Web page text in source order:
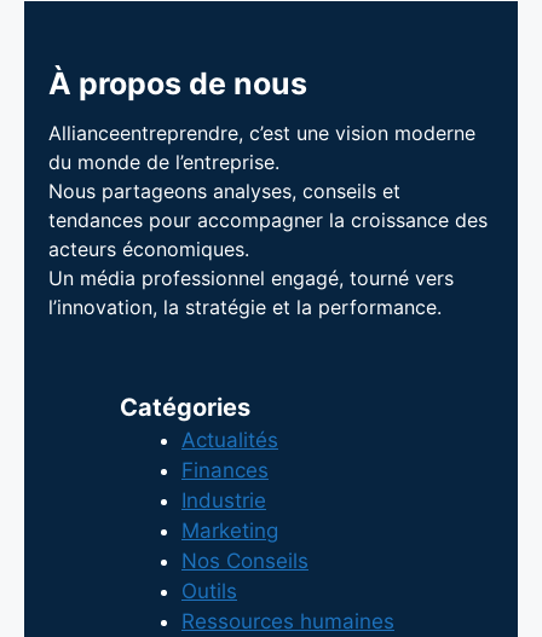
À propos de nous
Allianceentreprendre, c’est une vision moderne
du monde de l’entreprise.
Nous partageons analyses, conseils et
tendances pour accompagner la croissance des
acteurs économiques.
Un média professionnel engagé, tourné vers
l’innovation, la stratégie et la performance.
Catégories
Actualités
Finances
Industrie
Marketing
Nos Conseils
Outils
Ressources humaines